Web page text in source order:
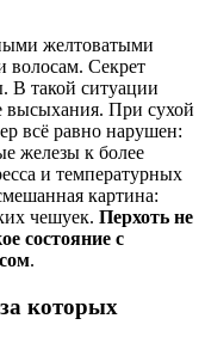
желтоватыми
волосам. Секрет
В такой ситуации
высыхания. При сухой
всё равно нарушен:
железы к более
и температурных
картина:
чешуек. Перхоть не
состояние с
.
которых